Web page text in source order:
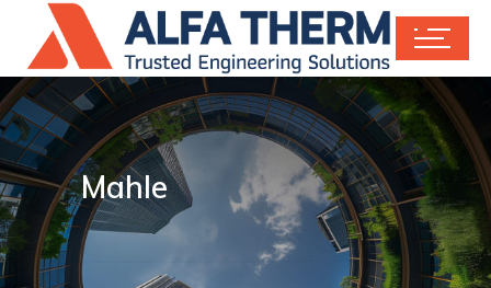
Mahle